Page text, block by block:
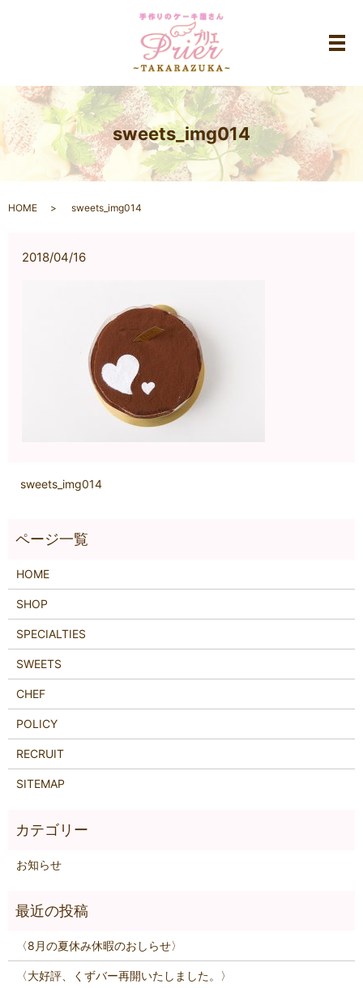
メ
sweets_img014
HOME sweets_img014
2018/04/16
sweets_img014
HOME
SHOP
SPECIALTIES
SWEETS
CHEF
POLICY
RECRUIT
SITEMAP
お知らせ
〈8月の夏休み休暇のおしらせ〉
〈大好評、くずバー再開いたしました。〉